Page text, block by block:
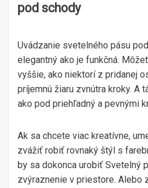
pod schody
Uvádzanie svetelného pásu
elegantný ako je funkčná.
vyššie, ako niektorí z pridanej
príjemnú žiaru zvnútra kroky. A
ako pod priehľadný a pevnými
Ak sa chcete viac kreatívne,
zvážiť robiť rovnaký štýl s
by sa dokonca urobiť Svetelný
zvýraznenie v priestore. Alebo